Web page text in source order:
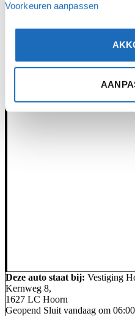
Voorkeuren aanpassen
Deze auto staat bij: Vestiging
Kernweg 8,
1627 LC Hoorn
Geopend Sluit vandaag om